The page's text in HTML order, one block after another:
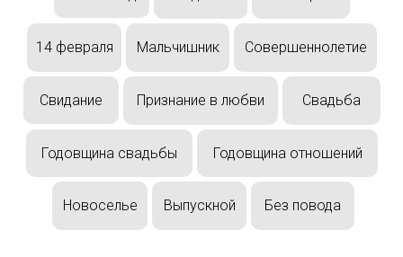
14 февраля Мальчишник Совершеннолетие
Новоселье
Свадьба
Годовщина свадьбы
Выпускной
Годовщина отношений
Без повода
Свидание Признание в любви